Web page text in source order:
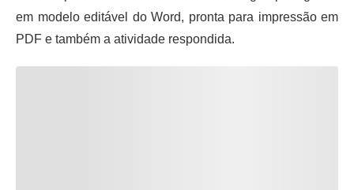
em modelo editável do Word, pronta para impressão em
PDF e também a atividade respondida.